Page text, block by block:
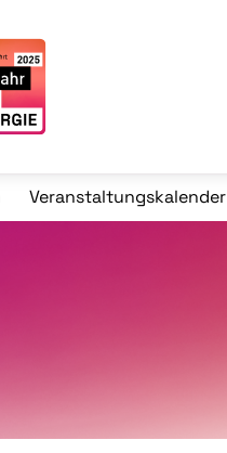
Veranstaltungskalender